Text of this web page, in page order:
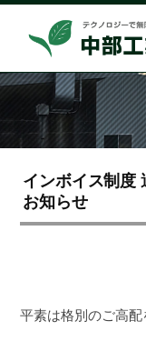
ン
へ
インボイス制度
お知らせ
平素は格別のご高配